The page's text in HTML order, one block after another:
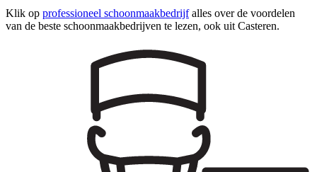
Klik op professioneel schoonmaakbedrijfalles over de voordelen
van de beste schoonmaakbedrijven te lezen, ook uit Casteren.